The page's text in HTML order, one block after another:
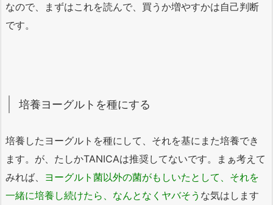
なので、まずはこれを読んで、買うか増やすかは自己判断
です。
培養ヨーグルトを種にする
培養したヨーグルトを種にして、それを基にまた培養でき
ます。が、たしかTANICAは推奨してないです。まぁ考えて
みれば、 ヨーグルト菌以外の菌がもしいたとして、それを
一緒に培養し続けたら、なんとなくヤバそう な気はします